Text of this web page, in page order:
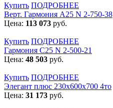
Купить ПОДРОБНЕЕ
Верт. Гармония А25 N 2-750-38
Цена: 113 073 руб.
Купить ПОДРОБНЕЕ
Гармония С25 N 2-500-21
Цена: 48 503 руб.
Купить ПОДРОБНЕЕ
Элегант плюс 230x600x700 4то
Цена: 31 173 руб.